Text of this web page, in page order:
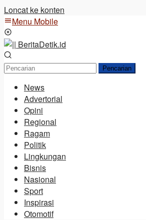
Loncat ke konten
Menu Mobile
Pencarian
News
Advertorial
Opini
Regional
Ragam
Politik
Lingkungan
Bisnis
Nasional
Sport
Inspirasi
Otomotif